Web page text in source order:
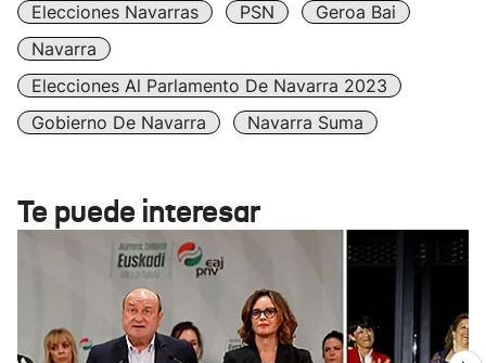
Elecciones Navarras PSN
Geroa Bai
Navarra
Elecciones Al Parlamento De Navarra 2023
Gobierno De Navarra
Navarra Suma
Te puede interesar